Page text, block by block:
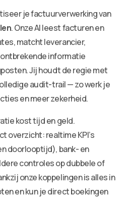
je factuurverwerking van
. Onze AI leest facturen en
matcht leverancier,
informatie
Jij houdt de regie met
audit-trail — zo werk je
en meer zekerheid.
kost tijd en geld.
overzicht: realtime KPI’s
doorlooptijd), bank- en
controles op dubbele of
onze koppelingen is alles in
en kun je direct boekingen